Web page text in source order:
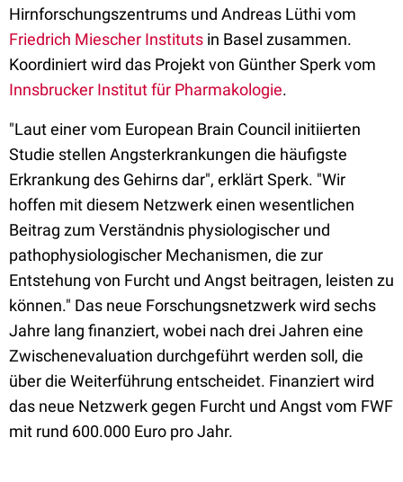
Hirnforschungszentrums und Andreas Lüthi vom
Friedrich Miescher Instituts in Basel zusammen.
Koordiniert wird das Projekt von Günther Sperk vom
Innsbrucker Institut für Pharmakologie.
"Laut einer vom European Brain Council initiierten
Studie stellen Angsterkrankungen die häufigste
Erkrankung des Gehirns dar", erklärt Sperk. "Wir
hoffen mit diesem Netzwerk einen wesentlichen
Beitrag zum Verständnis physiologischer und
pathophysiologischer Mechanismen, die zur
Entstehung von Furcht und Angst beitragen, leisten zu
können." Das neue Forschungsnetzwerk wird sechs
Jahre lang finanziert, wobei nach drei Jahren eine
Zwischenevaluation durchgeführt werden soll, die
über die Weiterführung entscheidet. Finanziert wird
das neue Netzwerk gegen Furcht und Angst vom FWF
mit rund 600.000 Euro pro Jahr.